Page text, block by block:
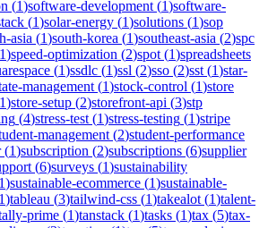
(1)software-development (1)software-
(1)solar-energy (1)solutions (1)sop
asia (1)south-korea (1)southeast-asia (2)spc
1)speed-optimization (2)spot (1)spreadsheets
(1)ssdlc (1)ssl (2)sso (2)sst (1)star-
management (1)stock-control (1)store
1)store-setup (2)storefront-api (3)stp
(4)stress-test (1)stress-testing (1)stripe
management (2)student-performance
(1)subscription (2)subscriptions (6)supplier
(6)surveys (1)sustainability
1)sustainable-ecommerce (1)sustainable-
1)tableau (3)tailwind-css (1)takealot (1)talent-
prime (1)tanstack (1)tasks (1)tax (5)tax-